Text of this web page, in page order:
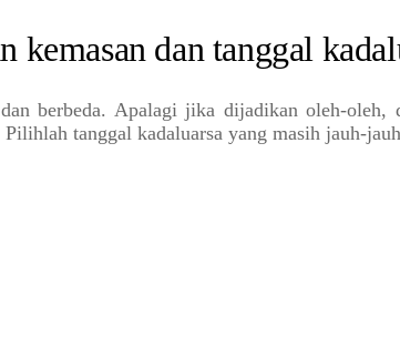
kemasan dan tanggal
berbeda. Apalagi jika dijadikan oleh-
tanggal kadaluarsa yang masih jauh-